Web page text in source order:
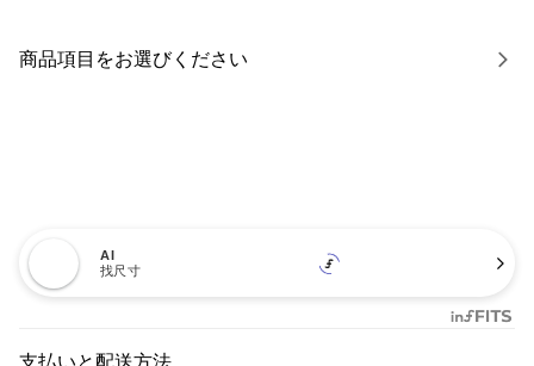
商品項目をお選びください
AI
找尺寸
支払いと配送方法